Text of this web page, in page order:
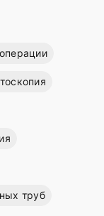
труб